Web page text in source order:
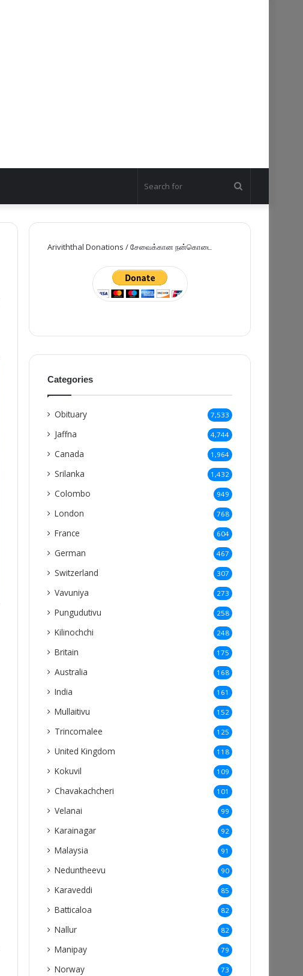
for
Ariviththal Donations / சேவைக்கான நன்கொடை
Categories
Obituary 7,533
Jaffna 4,744
Canada 1,964
Srilanka 1,432
Colombo 949
London 768
France 604
German 467
Switzerland 307
Vavuniya 273
Pungudutivu 258
Kilinochchi 248
Britain 175
Australia 168
India 161
Mullaitivu 152
Trincomalee 125
United Kingdom 118
Kokuvil 109
Chavakachcheri 101
Velanai 99
Karainagar 92
Malaysia 91
Neduntheevu 90
Karaveddi 85
Batticaloa 82
Nallur 82
Manipay 79
Norway 73